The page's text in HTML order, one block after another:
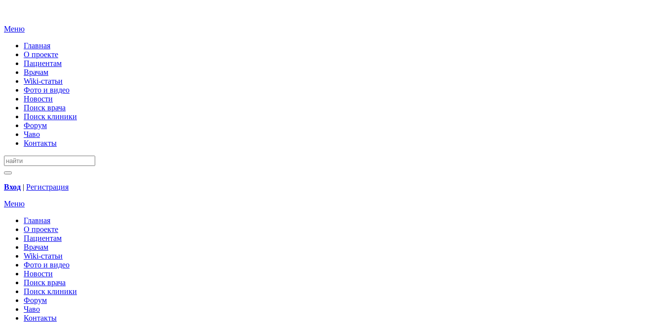
Меню
Главная
О проекте
Пациентам
Врачам
Wiki-статьи
Фото и видео
Новости
Поиск врача
Поиск клиники
Форум
Чаво
Контакты
Вход | Регистрация
Меню
Главная
О проекте
Пациентам
Врачам
Wiki-статьи
Фото и видео
Новости
Поиск врача
Поиск клиники
Форум
Чаво
Контакты